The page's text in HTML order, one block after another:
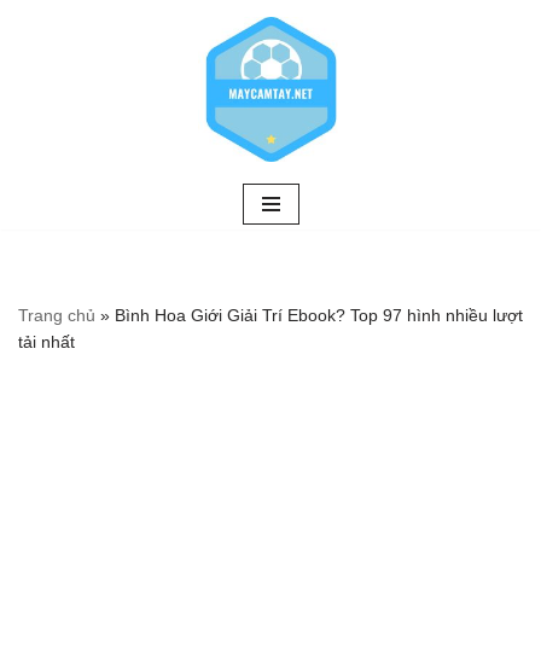
Trang chủ » Bình Hoa Giới Giải Trí Ebook? Top 97 hình nhiều lượt
tải nhất